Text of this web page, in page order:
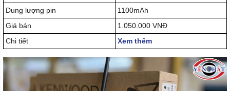
Dung lượng pin
1100mAh
Giá bán
1.050.000 VNĐ
Chi tiết
Xem thêm